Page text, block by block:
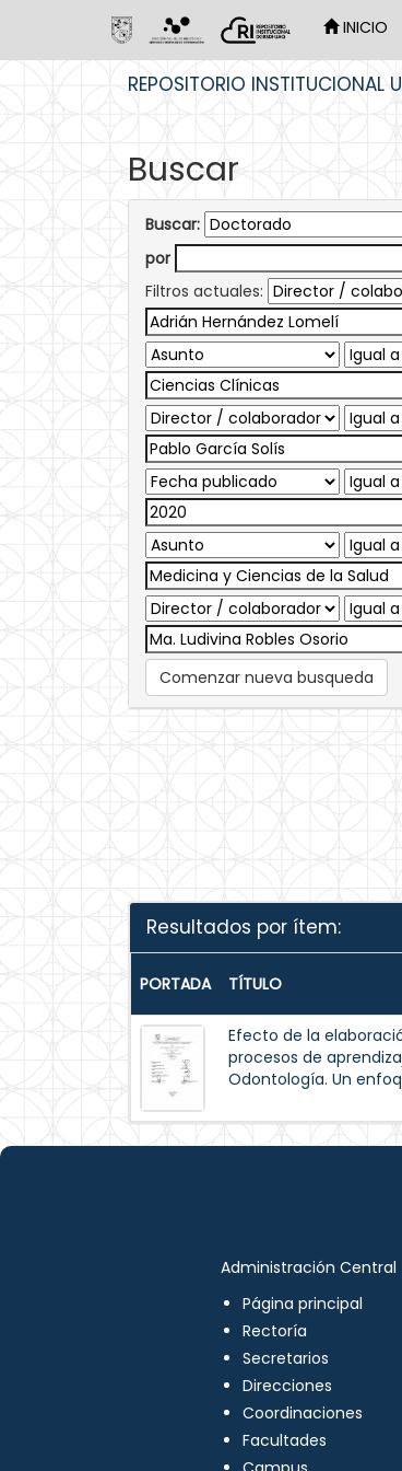
INICIO
REPOSITORIO INSTITUCIONAL
Buscar
Buscar:
por
Filtros actuales:
Comenzar nueva busqueda
Resultados por ítem:
PORTADA TÍTULO
Efecto de la
procesos de
Odontología. Un
Administración Central
Página principal
Rectoría
Secretarios
Direcciones
Coordinaciones
Facultades